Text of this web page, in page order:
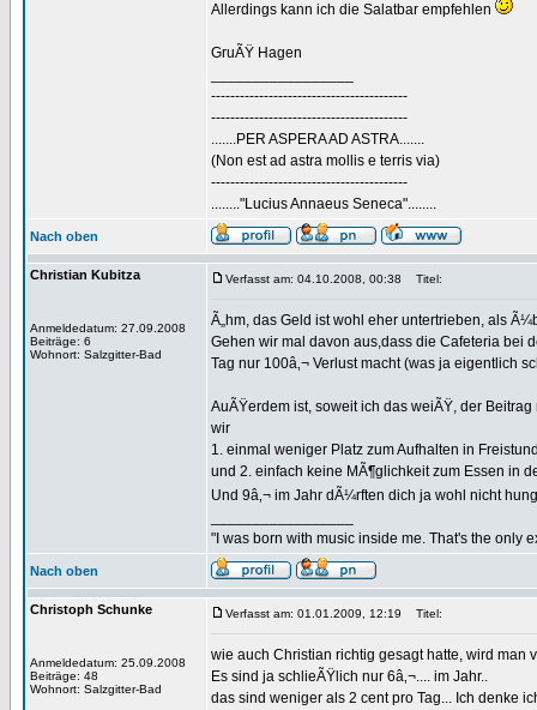
Allerdings kann ich die Salatbar empfehlen
GruÃŸ Hagen
-----------------------------------------
-----------------------------------------
.......PER ASPERA AD ASTRA.......
(Non est ad astra mollis e terris via)
-----------------------------------------
........"Lucius Annaeus Seneca"........
Nach oben
Christian Kubitza
Anmeldedatum: 27.09.2008
Beiträge: 6
Wohnort: Salzgitter-Bad
Verfasst am: 04.10.2008, 00:38 Titel:
Ã„hm, das Geld ist wohl eher untertrieben, als
Gehen wir mal davon aus,dass die Cafeteria bei
Tag nur 100â‚¬ Verlust macht (was ja eigentlich
AuÃŸerdem ist, soweit ich das weiÃŸ, der
wir
1. einmal weniger Platz zum Aufhalten in
und 2. einfach keine MÃ¶glichkeit zum Essen in
Und 9â‚¬ im Jahr dÃ¼rften dich ja wohl nicht
"I was born with music inside me. That's the only
Nach oben
Christoph Schunke
Anmeldedatum: 25.09.2008
Beiträge: 48
Wohnort: Salzgitter-Bad
Verfasst am: 01.01.2009, 12:19 Titel:
wie auch Christian richtig gesagt hatte, wird man
Es sind ja schlieÃŸlich nur 6â‚¬.... im Jahr..
das sind weniger als 2 cent pro Tag... Ich denke